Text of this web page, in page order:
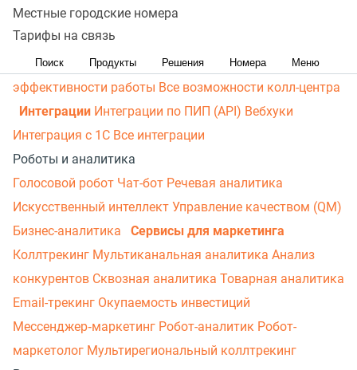
Местные городские номера
Тарифы на связь
Поиск Продукты Решения Номера Меню
отчетовРобот-администратор
ресурсами База знаний
(API) для УВК (CRM)Чат для сайта
Оценка
эффективности работы Все возможности колл-центра
Интеграции Интеграции по ПИП (API) Вебхуки
Интеграция с 1С Все интеграции
Роботы и аналитика
Голосовой робот Чат-бот Речевая аналитика
Искусственный интеллект Управление качеством (QM)
Бизнес-аналитика
Сервисы для маркетинга
Коллтрекинг Мультиканальная аналитика Анализ
конкурентов Сквозная аналитика Товарная аналитика
Email-трекинг Окупаемость инвестиций
Мессенджер‑маркетинг Робот-аналитик Робот-
маркетолог Мультирегиональный коллтрекинг